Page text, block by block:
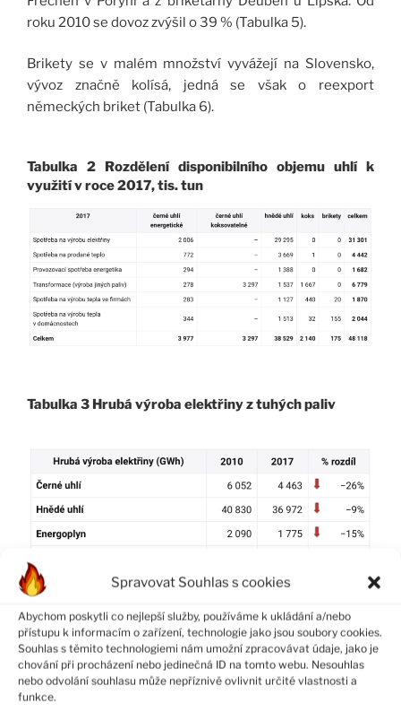
Spravovat Souhlas s cookies
Abychom poskytli co nejlepší služby, používáme k ukládání a/nebo
přístupu k informacím o zařízení, technologie jako jsou soubory cookies.
Souhlas s těmito technologiemi nám umožní zpracovávat údaje, jako je
chování při procházení nebo jedinečná ID na tomto webu. Nesouhlas
nebo odvolání souhlasu může nepříznivě ovlivnit určité vlastnosti a
funkce.
roku 2010 se dovoz zvýšil o 39 % (Tabulka 5).
Brikety se v malém množství vyvážejí na Slovensko,
vývoz značně kolísá, jedná se však o reexport
německých briket (Tabulka 6).
Tabulka 2 Rozdělení disponibilního objemu uhlí k
využití v roce 2017, tis. tun
Tabulka 3 Hrubá výroba elektřiny z tuhých paliv
Tabulka 4 Prodej tepla vyrobeného z tuhých paliv